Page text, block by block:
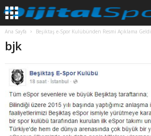
Ana Sayfa Beşiktaş e-Spor Kulübünden Resmi Açıklama Geldi
bjk